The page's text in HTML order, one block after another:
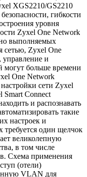
XGS2210/GS2210
гибкости
уровня
Zyxel One Network
выполняемых
сетью, Zyxel One
и
могут больше времени
One Network
сети Zyxel
Connect
и распознавать
такие
настроек и
требуется один щелчок
великолепную
в том числе
Схема применения
(отели)
VLAN для